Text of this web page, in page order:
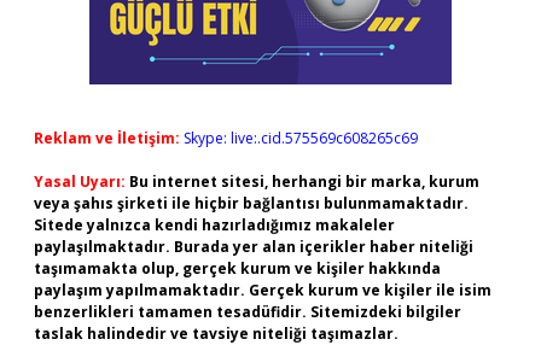
Reklam ve İletişim: Skype: live:.cid.575569c608265c69
Yasal Uyarı: Bu internet sitesi, herhangi bir marka, kurum
veya şahıs şirketi ile hiçbir bağlantısı bulunmamaktadır.
Sitede yalnızca kendi hazırladığımız makaleler
paylaşılmaktadır. Burada yer alan içerikler haber niteliği
taşımamakta olup, gerçek kurum ve kişiler hakkında
paylaşım yapılmamaktadır. Gerçek kurum ve kişiler ile isim
benzerlikleri tamamen tesadüfidir. Sitemizdeki bilgiler
taslak halindedir ve tavsiye niteliği taşımazlar.